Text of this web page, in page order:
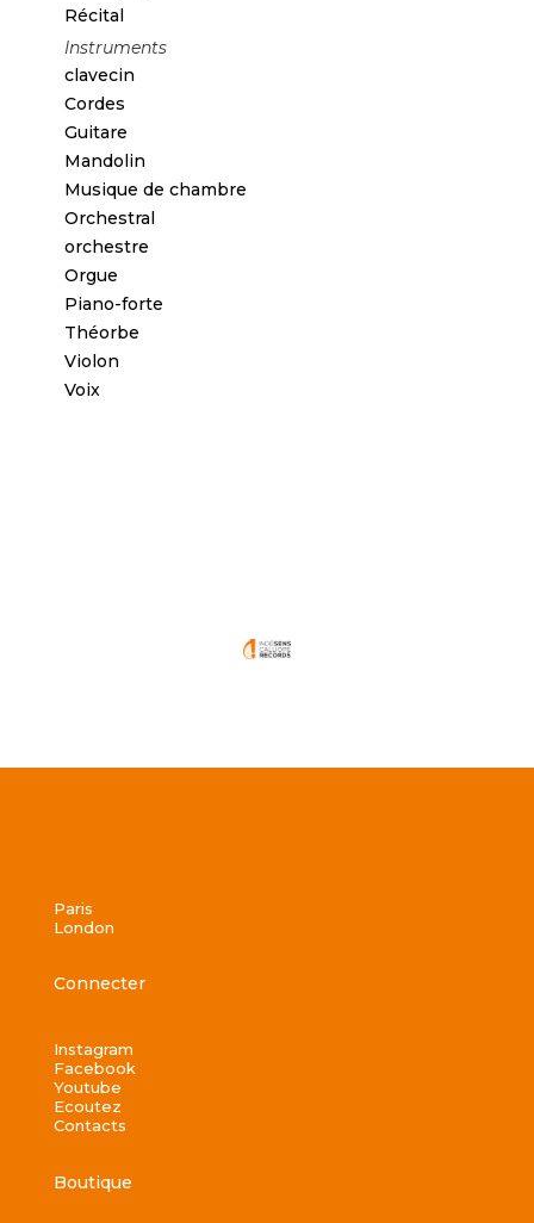
Récital
Instruments
clavecin
Cordes
Guitare
Mandolin
Musique de chambre
Orchestral
orchestre
Orgue
Piano-forte
Théorbe
Violon
Voix
Paris
London
Connecter
Instagram
Facebook
Youtube
Ecoutez
Contacts
Boutique